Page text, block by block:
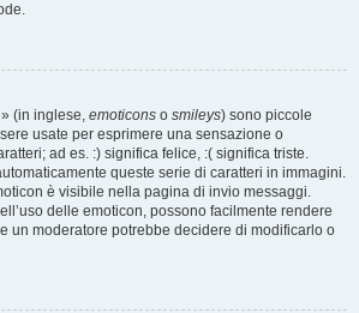
(in inglese, emoticons o smileys) sono piccole
usate per esprimere una sensazione o
ad es. :) significa felice, :( significa triste.
queste serie di caratteri in immagini.
è visibile nella pagina di invio messaggi.
delle emoticon, possono facilmente rendere
un moderatore potrebbe decidere di modificarlo o